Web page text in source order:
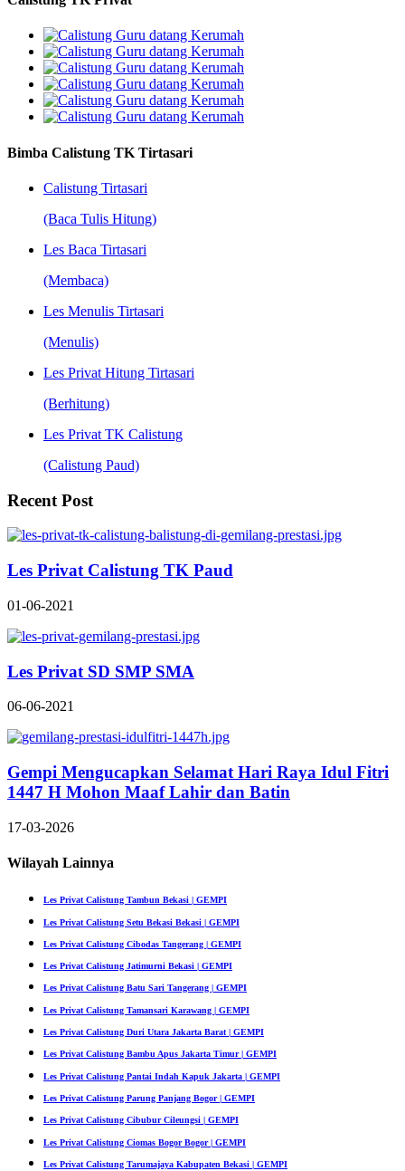
Bimba Calistung TK Tirtasari
Calistung Tirtasari
(Baca Tulis Hitung)
Les Baca Tirtasari
(Membaca)
Les Menulis Tirtasari
(Menulis)
Les Privat Hitung Tirtasari
(Berhitung)
Les Privat TK Calistung
(Calistung Paud)
Recent Post
Les Privat Calistung TK Paud
01-06-2021
Les Privat SD SMP SMA
06-06-2021
Gempi Mengucapkan Selamat Hari Raya Idul Fitri
1447 H Mohon Maaf Lahir dan Batin
17-03-2026
Wilayah Lainnya
Les Privat Calistung Tambun Bekasi | GEMPI
Les Privat Calistung Setu Bekasi Bekasi | GEMPI
Les Privat Calistung Cibodas Tangerang | GEMPI
Les Privat Calistung Jatimurni Bekasi | GEMPI
Les Privat Calistung Batu Sari Tangerang | GEMPI
Les Privat Calistung Tamansari Karawang | GEMPI
Les Privat Calistung Duri Utara Jakarta Barat | GEMPI
Les Privat Calistung Bambu Apus Jakarta Timur | GEMPI
Les Privat Calistung Pantai Indah Kapuk Jakarta | GEMPI
Les Privat Calistung Parung Panjang Bogor | GEMPI
Les Privat Calistung Cibubur Cileungsi | GEMPI
Les Privat Calistung Ciomas Bogor Bogor | GEMPI
Les Privat Calistung Tarumajaya Kabupaten Bekasi | GEMPI